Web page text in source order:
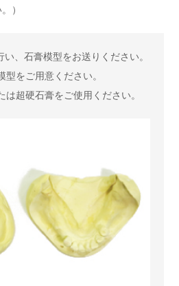
）
、石膏模型をお送りください。
をご用意ください。
超硬石膏をご使用ください。